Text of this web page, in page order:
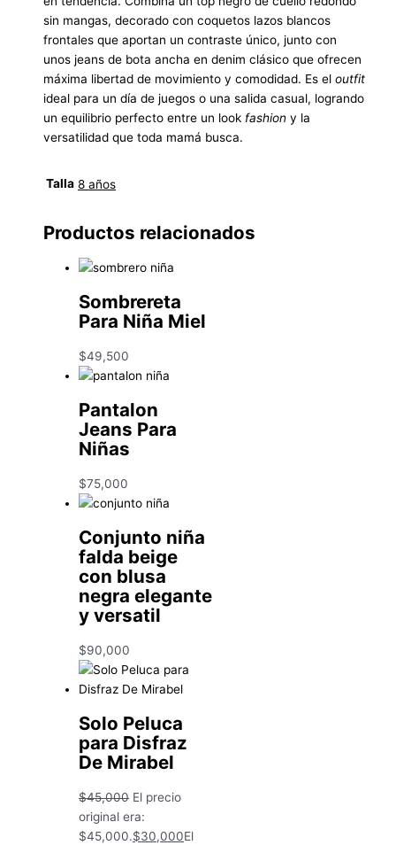
sin mangas, decorado con coquetos lazos blancos
frontales que aportan un contraste único, junto con
unos jeans de bota ancha en denim clásico que ofrecen
máxima libertad de movimiento y comodidad. Es eloutfit
ideal para un día de juegos o una salida casual, logrando
un equilibrio perfecto entre un look fashion y la
versatilidad que toda mamá busca.
Talla 8 años
Productos relacionados
Sombrereta
Para Niña Miel
$49,500
Pantalon
Jeans Para
Niñas
$75,000
Conjunto niña
falda beige
con blusa
negra elegante
y versatil
$90,000
Solo Peluca
para Disfraz
De Mirabel
$45,000 El precio
original era:
$45,000.$30,000El